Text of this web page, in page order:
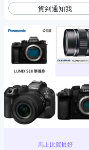
貨到通知我
馬上比買最好